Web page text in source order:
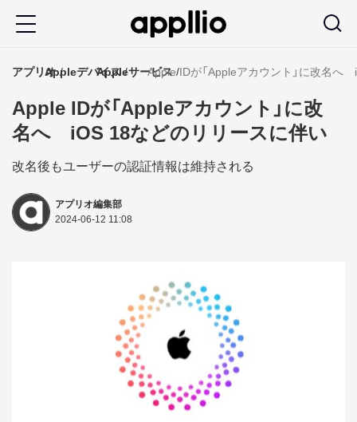
ン
テ
ン
に
アプリオAppleデバイスAppleサービスApple IDが「Appleアカウント」に改名
Apple IDが「Appleアカウント」に改
名へ iOS 18などのリリースに伴い
改名後もユーザーの認証情報は維持される
アプリオ編集部
2024-06-12 11:08